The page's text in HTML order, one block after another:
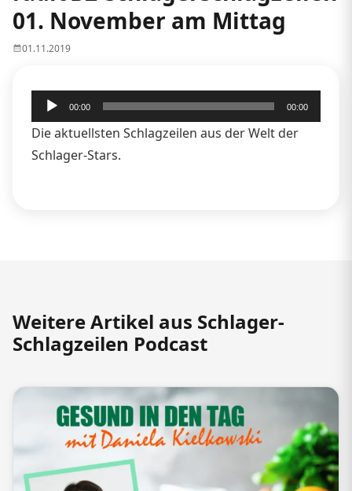
01. November am Mittag
01.11.2019
Audio-
Player
00:00 00:00
Die aktuellsten Schlagzeilen aus der Welt der
Schlager-Stars.
Weitere Artikel aus Schlager-
Schlagzeilen Podcast